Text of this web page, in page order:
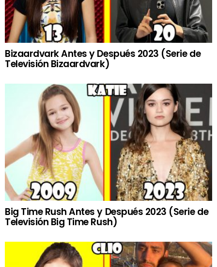
Bizaardvark Antes y Después 2023 (Serie de
Televisión Bizaardvark)
Big Time Rush Antes y Después 2023 (Serie de
Televisión Big Time Rush)